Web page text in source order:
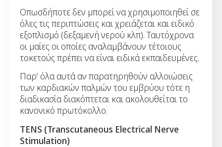
Οπωσδήποτε δεν μπορεί να χρησιμοποιηθεί σε
όλες τις περιπτώσεις και χρειάζεται και ειδικό
εξοπλισμό (δεξαμενή νερού κλπ). Ταυτόχρονα
οι μαίες οι οποίες αναλαμβάνουν τέτοιους
τοκετούς πρέπει να είναι ειδικά εκπαιδευμένες.
Παρ’ όλα αυτά αν παρατηρηθούν αλλοιώσεις
των καρδιακών παλμών του εμβρύου τότε η
διαδικασία διακόπτεται και ακολουθείται το
κανονικό πρωτόκολλο.
TENS (Transcutaneous Electrical Nerve
Stimulation)